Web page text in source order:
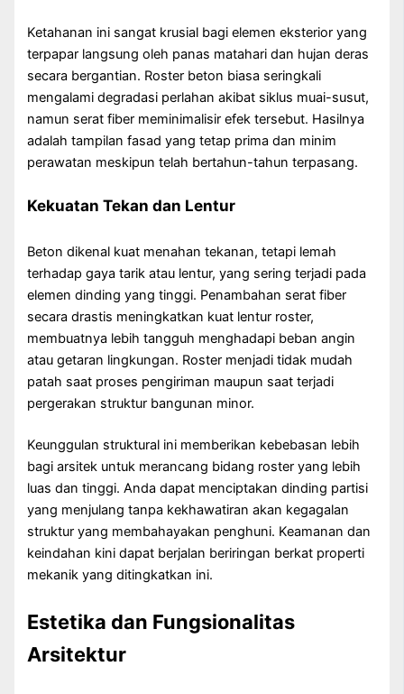
Ketahanan ini sangat krusial bagi elemen eksterior yang
terpapar langsung oleh panas matahari dan hujan deras
secara bergantian. Roster beton biasa seringkali
mengalami degradasi perlahan akibat siklus muai-susut,
namun serat fiber meminimalisir efek tersebut. Hasilnya
adalah tampilan fasad yang tetap prima dan minim
perawatan meskipun telah bertahun-tahun terpasang.
Kekuatan Tekan dan Lentur
Beton dikenal kuat menahan tekanan, tetapi lemah
terhadap gaya tarik atau lentur, yang sering terjadi pada
elemen dinding yang tinggi. Penambahan serat fiber
secara drastis meningkatkan kuat lentur roster,
membuatnya lebih tangguh menghadapi beban angin
atau getaran lingkungan. Roster menjadi tidak mudah
patah saat proses pengiriman maupun saat terjadi
pergerakan struktur bangunan minor.
Keunggulan struktural ini memberikan kebebasan lebih
bagi arsitek untuk merancang bidang roster yang lebih
luas dan tinggi. Anda dapat menciptakan dinding partisi
yang menjulang tanpa kekhawatiran akan kegagalan
struktur yang membahayakan penghuni. Keamanan dan
keindahan kini dapat berjalan beriringan berkat properti
mekanik yang ditingkatkan ini.
Estetika dan Fungsionalitas
Arsitektur